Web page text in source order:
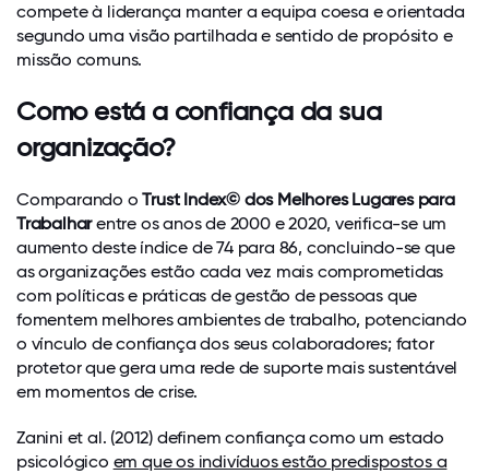
compete à liderança manter a equipa coesa e orientada
segundo uma visão partilhada e sentido de propósito e
missão comuns.
Como está a confiança da sua
organização?
Comparando oTrust Index© dos Melhores Lugares para
Trabalharentre os anos de 2000 e 2020, verifica-se um
aumento deste índice de 74 para 86, concluindo-se que
as organizações estão cada vez mais comprometidas
com políticas e práticas de gestão de pessoas que
fomentem melhores ambientes de trabalho, potenciando
o vínculo de confiança dos seus colaboradores; fator
protetor que gera uma rede de suporte mais sustentável
em momentos de crise.
Zanini et al. (2012) definem confiança como um estado
psicológico em que os indivíduos estão predispostos a